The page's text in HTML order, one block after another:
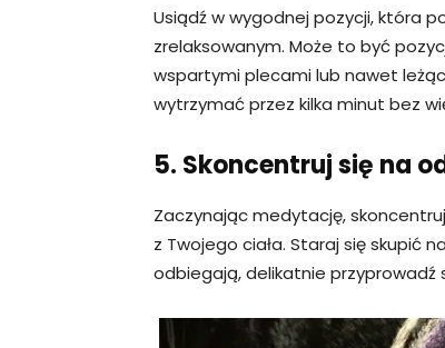
Usiądź w wygodnej pozycji, która
zrelaksowanym. Może to być
wspartymi plecami lub nawet
wytrzymać przez kilka minut bez
5. Skoncentruj się na
Zaczynając medytację,
z Twojego ciała. Staraj się skupić
odbiegają, delikatnie